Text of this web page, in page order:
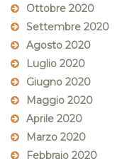
Ottobre 2020
Settembre 2020
Agosto 2020
Luglio 2020
Giugno 2020
Maggio 2020
Aprile 2020
Marzo 2020
Febbraio 2020